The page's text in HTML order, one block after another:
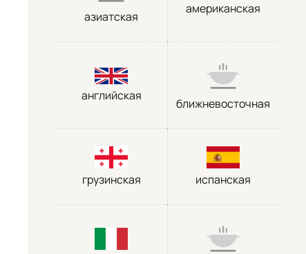
азиатская
американская
английская
ближневосточная
грузинская испанская